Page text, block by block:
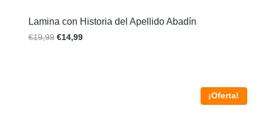
Lamina con Historia del Apellido Abadín
€19,99 €14,99
¡Oferta!